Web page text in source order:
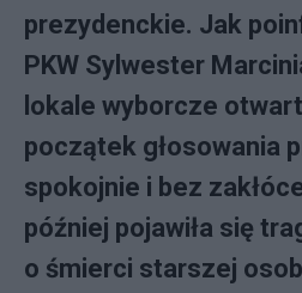
prezydenckie. Jak
PKW Sylwester
lokale wyborcze
początek głosowania
spokojnie i bez
później pojawiła się
o śmierci starszej